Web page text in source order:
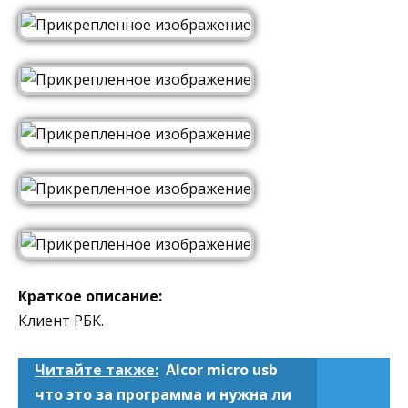
Краткое описание:
Клиент РБК.
Читайте также: Alcor micro usb
что это за программа и нужна ли